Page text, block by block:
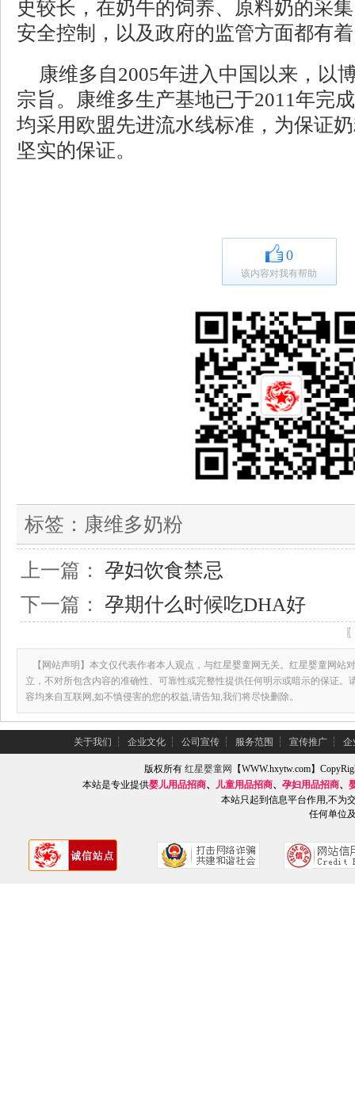
史较长，在奶牛的饲养、原料奶的采
安全控制，以及政府的监管方面都有
康维多自2005年进入中国以来，以
宗旨。康维多生产基地已于2011年完
均采用欧盟先进流水线标准，为保证
坚实的保证。
0
该内容对我有帮助
标签： 康维多奶粉
上一篇： 孕妇饮食禁忌
下一篇： 孕期什么时候吃DHA好
【网站声明】本文仅代表作者本人观点，与红星婴童网无关。红星婴童网站
立，不对所包含内容的准确性、可靠性或完整性提供任何明示或暗示的保证。
容均来自互联网,如不慎侵害的您的权益,请告知,我们将尽快删除。
关于我们 ┆ 企业文化 ┆ 公司宣传 ┆ 服务范围 ┆ 宣传推广 ┆ 企
版权所有红星婴童网
【WWW.hxytw.com】
本站是专业提供婴儿用品招商、 儿童用品招商、 孕妇用品招商、
本站只起到信息平台作用,不为
任何单位